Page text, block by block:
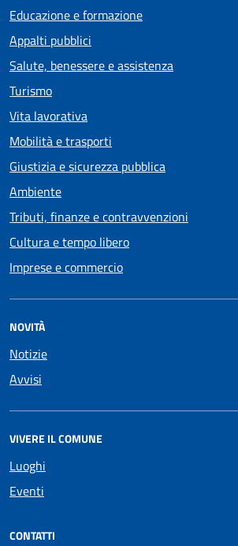
Educazione e formazione
Appalti pubblici
Salute, benessere e assistenza
Turismo
Vita lavorativa
Mobilità e trasporti
Giustizia e sicurezza pubblica
Ambiente
Tributi, finanze e contravvenzioni
Cultura e tempo libero
Imprese e commercio
NOVITÀ
Notizie
Avvisi
VIVERE IL COMUNE
Luoghi
Eventi
CONTATTI